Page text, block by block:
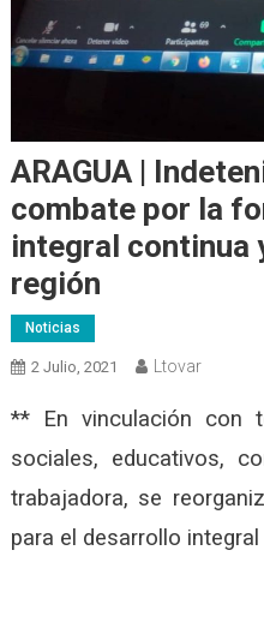
ARAGUA |
combate por la
integral continua
región
Noticias
2 Julio, 2021 Ltovar
** En vinculación con
sociales, educativos,
trabajadora, se
para el desarrollo integral